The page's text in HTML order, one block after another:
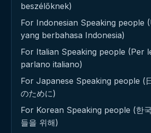
beszélőknek)
For Indonesian Speaking people
yang berbahasa Indonesia)
For Italian Speaking people (Per
parlano italiano)
For Japanese Speaking people (
のために)
For Korean Speaking people (한
들을 위해)